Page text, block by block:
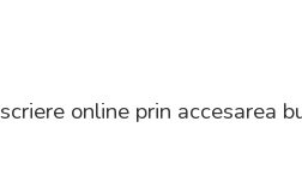
online prin accesarea